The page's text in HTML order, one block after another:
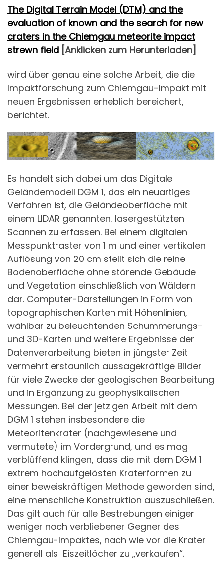
The Digital Terrain Model (DTM) and the
evaluation of known and the search for new
craters in the Chiemgau meteorite impact
strewn field [Anklicken zum Herunterladen]
wird über genau eine solche Arbeit, die die
Impaktforschung zum Chiemgau-Impakt mit
neuen Ergebnissen erheblich bereichert,
berichtet.
Es handelt sich dabei um das Digitale
Geländemodell DGM 1, das ein neuartiges
Verfahren ist, die Geländeoberfläche mit
einem LIDAR genannten, lasergestützten
Scannen zu erfassen. Bei einem digitalen
Messpunktraster von 1 m und einer vertikalen
Auflösung von 20 cm stellt sich die reine
Bodenoberfläche ohne störende Gebäude
und Vegetation einschließlich von Wäldern
dar. Computer-Darstellungen in Form von
topographischen Karten mit Höhenlinien,
wählbar zu beleuchtenden Schummerungs-
und 3D-Karten und weitere Ergebnisse der
Datenverarbeitung bieten in jüngster Zeit
vermehrt erstaunlich aussagekräftige Bilder
für viele Zwecke der geologischen Bearbeitung
und in Ergänzung zu geophysikalischen
Messungen. Bei der jetzigen Arbeit mit dem
DGM 1 stehen insbesondere die
Meteoritenkrater (nachgewiesene und
vermutete) im Vordergrund, und es mag
verblüffend klingen, dass die mit dem DGM 1
extrem hochaufgelösten Kraterformen zu
einer beweiskräftigen Methode geworden sind,
eine menschliche Konstruktion auszuschließen.
Das gilt auch für alle Bestrebungen einiger
weniger noch verbliebener Gegner des
Chiemgau-Impaktes, nach wie vor die Krater
generell als Eiszeitlöcher zu „verkaufen“.